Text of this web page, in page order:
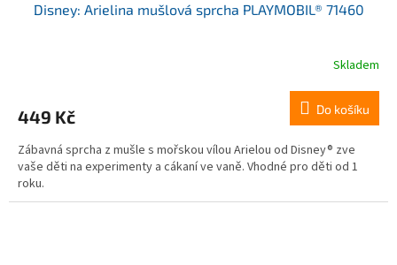
Disney: Arielina mušlová sprcha PLAYMOBIL® 71460
Skladem
449 Kč Do košíku
Zábavná sprcha z mušle s mořskou vílou Arielou od Disney® zve
vaše děti na experimenty a cákaní ve vaně. Vhodné pro děti od 1
roku.